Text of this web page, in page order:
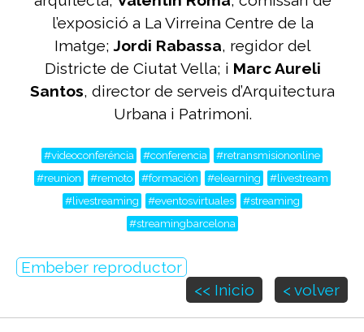
l’exposició a La Virreina Centre de la
Imatge;Jordi Rabassa, regidor del
Districte de Ciutat Vella; i Marc Aureli
Santos, director de serveis d’Arquitectura
Urbana i Patrimoni.
#videoconferéncia #conferencia
#retransmisiononline
#reunion
#remoto #formación #elearning
#livestream
#livestreaming
#eventosvirtuales
#streaming
#streamingbarcelona
Embeber reproductor
<< Inicio
< volver